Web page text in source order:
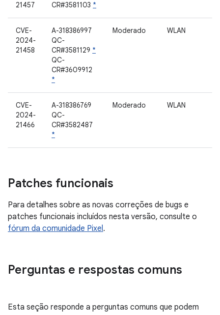
21457
CR#3581103 *
CVE-
2024-
21458
A-318386997
QC-
CR#3581129 *
QC-
CR#3609912
*
Moderado WLAN
CVE-
2024-
21466
A-318386769
QC-
CR#3582487
*
Moderado WLAN
Patches funcionais
Para detalhes sobre as novas correções de bugs e
patches funcionais incluídos nesta versão, consulte o
fórum da comunidade Pixel.
Perguntas e respostas comuns
Esta seção responde a perguntas comuns que podem